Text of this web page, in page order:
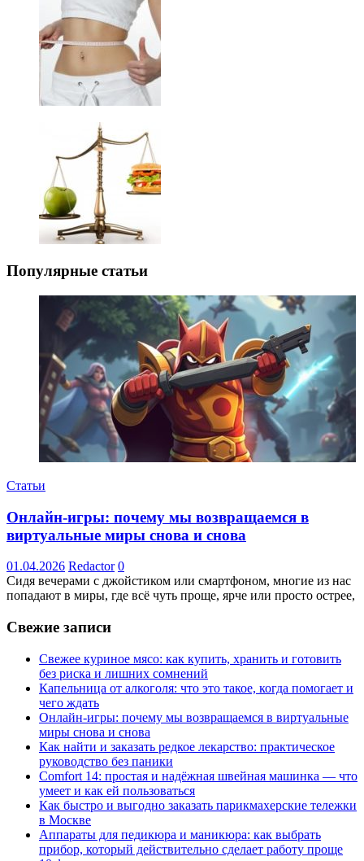
Популярные статьи
Статьи
Онлайн-игры: почему мы возвращаемся в
виртуальные миры снова и снова
01.04.2026 Redactor 0
Сидя вечерами с джойстиком или смартфоном, многие из нас
попадают в миры, где всё чуть проще, ярче или просто острее,
Свежие записи
Свежее куриное мясо: как купить, хранить и готовить
без риска и лишних сомнений
Капельница от алкоголя: что это такое, когда помогает и
чего ждать
Онлайн-игры: почему мы возвращаемся в виртуальные
миры снова и снова
Как найти и заказать редкое лекарство: практическое
руководство без паники
Comfort 14: простая и надёжная швейная машинка — что
умеет и как ей пользоваться
Как быстро и выгодно заказать парикмахерские тележки
в Москве
Аппараты для педикюра и маникюра: как выбрать
прибор, который действительно сделает работу проще